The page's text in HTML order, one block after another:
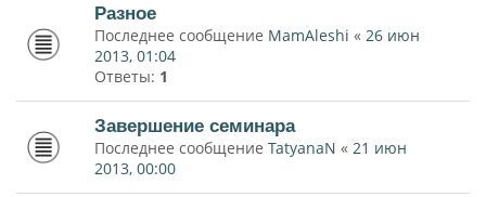
Разное
Последнее сообщение MamAleshi « 26 июн
2013, 01:04
Ответы: 1
Завершение семинара
Последнее сообщение TatyanaN « 21 июн
2013, 00:00